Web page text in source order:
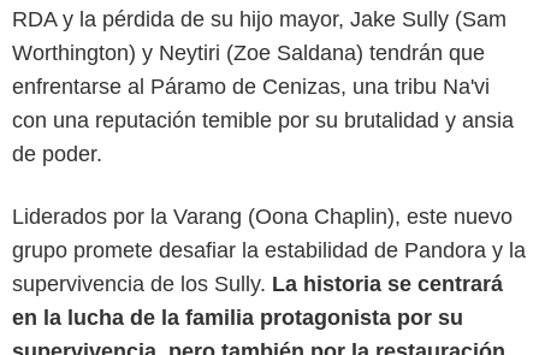
RDA y la pérdida de su hijo mayor, Jake Sully (Sam
Worthington) y Neytiri (Zoe Saldana) tendrán que
enfrentarse al Páramo de Cenizas, una tribu Na'vi
con una reputación temible por su brutalidad y ansia
de poder.
Liderados por la Varang (Oona Chaplin), este nuevo
grupo promete desafiar la estabilidad de Pandora y la
supervivencia de los Sully. La historia se centrará
en la lucha de la familia protagonista por su
Sortir à Paris